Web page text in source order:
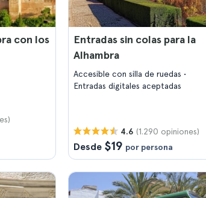
con los
Entradas sin colas para la
Alhambra
Accesible con silla de ruedas
Entradas digitales aceptadas
4.6 (1.290 opiniones)
Desde $19 por persona